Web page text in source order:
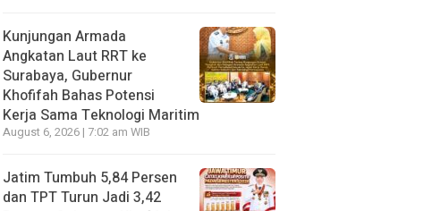
Kunjungan Armada
Angkatan Laut RRT ke
Surabaya, Gubernur
Khofifah Bahas Potensi
Kerja Sama Teknologi Maritim
August 6, 2026 | 7:02 am WIB
Jatim Tumbuh 5,84 Persen
dan TPT Turun Jadi 3,42